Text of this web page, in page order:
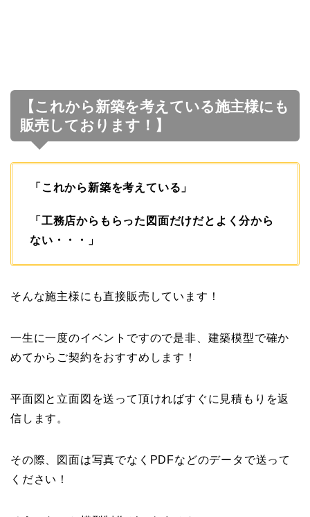
【これから新築を考えている施主様にも
販売しております！】
「これから新築を考えている」
「工務店からもらった図面だけだとよく分から
ない・・・」
そんな施主様にも直接販売しています！
一生に一度のイベントですので是非、建築模型で確か
めてからご契約をおすすめします！
平面図と立面図を送って頂ければすぐに見積もりを返
信します。
その際、図面は写真でなくPDFなどのデータで送って
ください！